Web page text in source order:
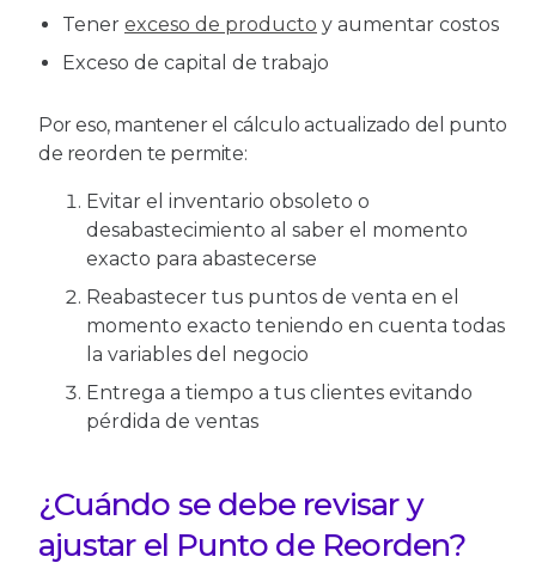
Tener exceso de producto y aumentar costos
Exceso de capital de trabajo
Por eso, mantener el cálculo actualizado del punto
de reorden te permite:
Evitar el inventario obsoleto o
desabastecimiento al saber el momento
exacto para abastecerse
Reabastecer tus puntos de venta en el
momento exacto teniendo en cuenta todas
la variables del negocio
Entrega a tiempo a tus clientes evitando
pérdida de ventas
¿Cuándo se debe revisar y
ajustar el Punto de Reorden?